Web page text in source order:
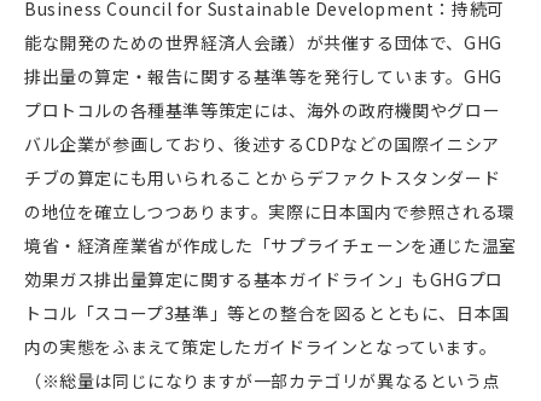
Business Council for Sustainable Development：持続可
能な開発のための世界経済人会議）が共催する団体で、GHG
排出量の算定・報告に関する基準等を発行しています。GHG
プロトコルの各種基準等策定には、海外の政府機関やグロー
バル企業が参画しており、後述するCDPなどの国際イニシア
チブの算定にも用いられることからデファクトスタンダード
の地位を確立しつつあります。実際に日本国内で参照される環
境省・経済産業省が作成した「サプライチェーンを通じた温室
効果ガス排出量算定に関する基本ガイドライン」もGHGプロ
トコル「スコープ3基準」等との整合を図るとともに、日本国
内の実態をふまえて策定したガイドラインとなっています。
（※総量は同じになりますが一部カテゴリが異なるという点